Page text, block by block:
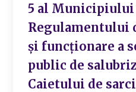
5 al Municipiului
Regulamentului
și funcționare a
public de
Caietului de